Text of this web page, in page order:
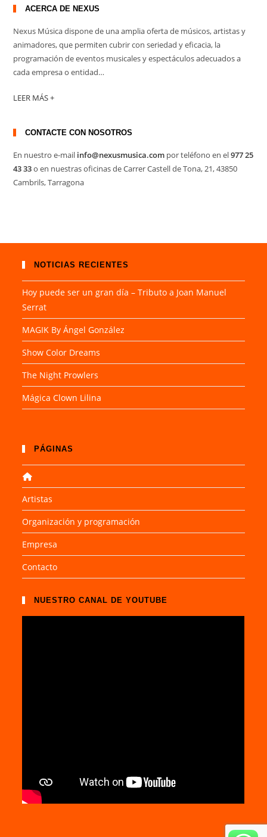
ACERCA DE NEXUS
Nexus Música dispone de una amplia oferta de músicos, artistas y
animadores, que permiten cubrir con seriedad y eficacia, la
programación de eventos musicales y espectáculos adecuados a
cada empresa o entidad…
LEER MÁS +
CONTACTE CON NOSOTROS
En nuestro e-mail info@nexusmusica.com por teléfono en el977 25
43 33o en nuestras oficinas de Carrer Castell de Tona, 21, 43850
Cambrils, Tarragona
NOTICIAS RECIENTES
Hoy puede ser un gran día – Tributo a Joan Manuel
Serrat
MAGIK By Ángel González
Show Color Dreams
The Night Prowlers
Mágica Clown Lilina
PÁGINAS
Artistas
Organización y programación
Empresa
Contacto
NUESTRO CANAL DE YOUTUBE